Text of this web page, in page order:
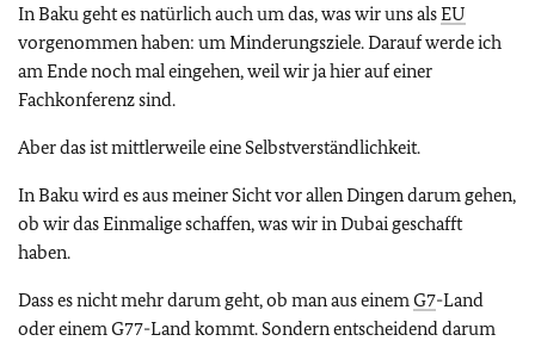
In Baku geht es natürlich auch um das, was wir uns alsEU
vorgenommen haben: um Minderungsziele. Darauf werde ich
am Ende noch mal eingehen, weil wir ja hier auf einer
Fachkonferenz sind.
Aber das ist mittlerweile eine Selbstverständlichkeit.
In Baku wird es aus meiner Sicht vor allen Dingen darum gehen,
ob wir das Einmalige schaffen, was wir in Dubai geschafft
haben.
Dass es nicht mehr darum geht, ob man aus einemG7-Land
oder einem G77-Land kommt. Sondern entscheidend darum